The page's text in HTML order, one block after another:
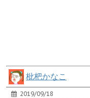
枇杷かなこ
2019/09/18